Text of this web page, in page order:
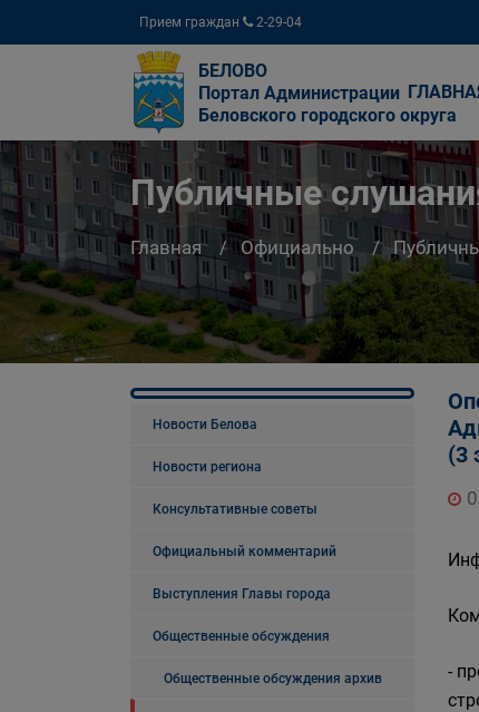
Прием граждан 2-29-04
БЕЛОВО
Портал Администрации
Беловского городского округа
Публичные
Главная Официально
Новости Белова
Новости региона
Консультативные советы
Официальный комментарий
Выступления Главы города
Общественные обсуждения
Общественные обсуждения архив
(3
-